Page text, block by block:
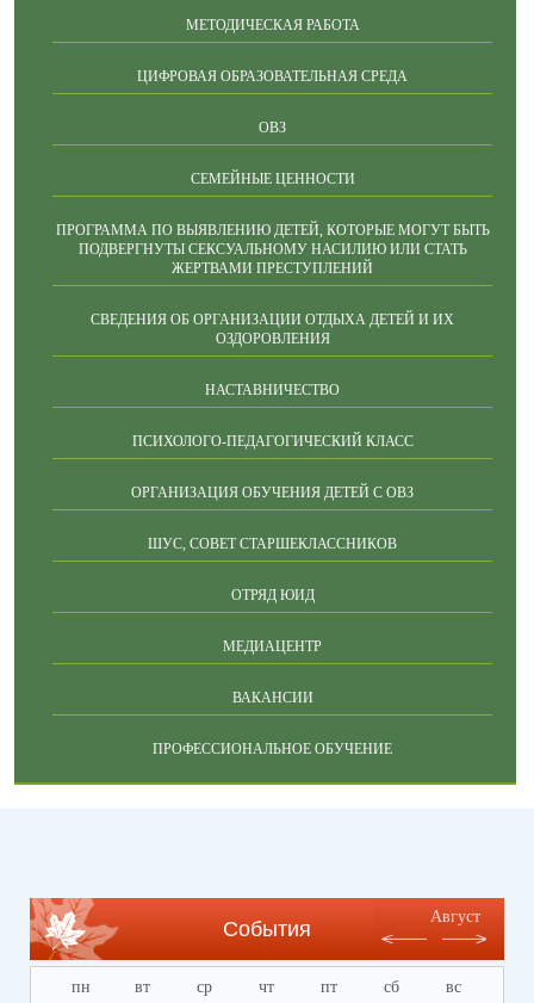
МЕТОДИЧЕСКАЯ РАБОТА
ЦИФРОВАЯ ОБРАЗОВАТЕЛЬНАЯ СРЕДА
ОВЗ
СЕМЕЙНЫЕ ЦЕННОСТИ
ПРОГРАММА ПО ВЫЯВЛЕНИЮ ДЕТЕЙ, КОТОРЫЕ МОГУТ БЫТЬ
ПОДВЕРГНУТЫ СЕКСУАЛЬНОМУ НАСИЛИЮ ИЛИ СТАТЬ
ЖЕРТВАМИ ПРЕСТУПЛЕНИЙ
СВЕДЕНИЯ ОБ ОРГАНИЗАЦИИ ОТДЫХА ДЕТЕЙ И ИХ
ОЗДОРОВЛЕНИЯ
НАСТАВНИЧЕСТВО
ПСИХОЛОГО-ПЕДАГОГИЧЕСКИЙ КЛАСС
ОРГАНИЗАЦИЯ ОБУЧЕНИЯ ДЕТЕЙ С ОВЗ
ШУС, СОВЕТ СТАРШЕКЛАССНИКОВ
ОТРЯД ЮИД
МЕДИАЦЕНТР
ВАКАНСИИ
ПРОФЕССИОНАЛЬНОЕ ОБУЧЕНИЕ
События
Август
пн вт ср чт пт сб вс